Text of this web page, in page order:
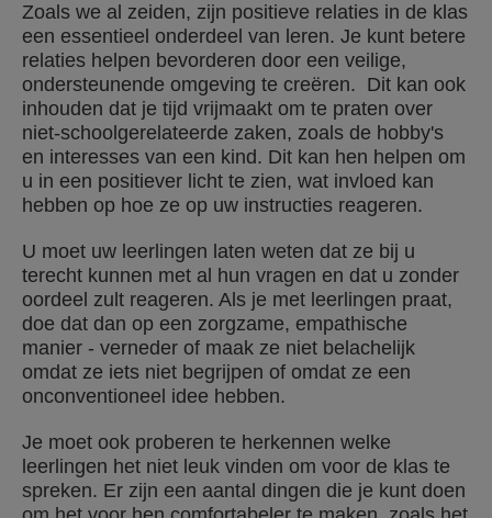
Zoals we al zeiden, zijn positieve relaties in de klas
een essentieel onderdeel van leren. Je kunt betere
relaties helpen bevorderen door een veilige,
ondersteunende omgeving te creëren. Dit kan ook
inhouden dat je tijd vrijmaakt om te praten over
niet-schoolgerelateerde zaken, zoals de hobby's
en interesses van een kind. Dit kan hen helpen om
u in een positiever licht te zien, wat invloed kan
hebben op hoe ze op uw instructies reageren.
U moet uw leerlingen laten weten dat ze bij u
terecht kunnen met al hun vragen en dat u zonder
oordeel zult reageren. Als je met leerlingen praat,
doe dat dan op een zorgzame, empathische
manier - verneder of maak ze niet belachelijk
omdat ze iets niet begrijpen of omdat ze een
onconventioneel idee hebben.
Je moet ook proberen te herkennen welke
leerlingen het niet leuk vinden om voor de klas te
spreken. Er zijn een aantal dingen die je kunt doen